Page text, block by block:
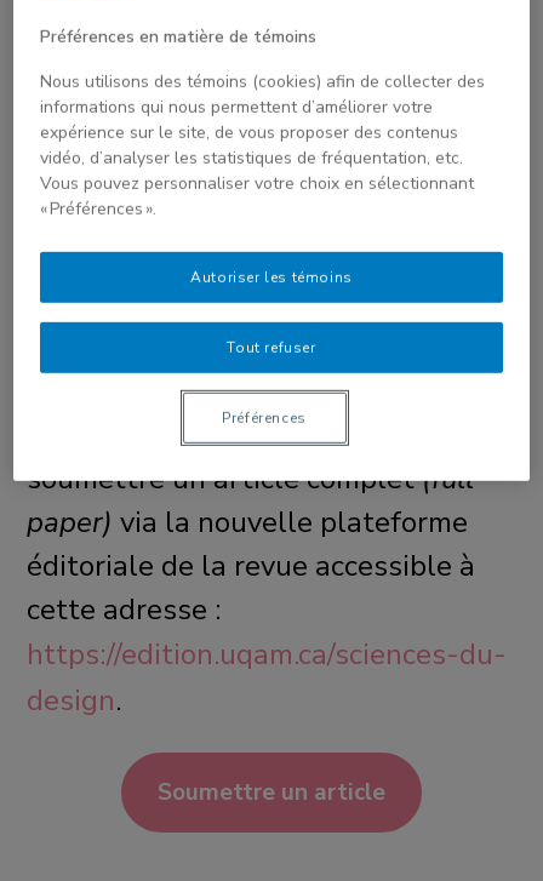
l’édition savante. Sciences du
Design
publie uniquement des
travaux de recherche soumis en
langue française, quelle que soit
l’aire géographique ou la langue
Modalités de soumission
Les auteurs et les autrices doivent
soumettre un article complet(full
paper)via la nouvelle plateforme
éditoriale de la revue accessible à
cette adresse :
https://edition.uqam.ca/sciences-du-
design.
Soumettre un article
Préférences en matière de témoins
Nous utilisons des témoins (cookies) afin de collecter des
informations qui nous permettent d’améliorer votre
expérience sur le site, de vous proposer des contenus
vidéo, d’analyser les statistiques de fréquentation, etc.
Vous pouvez personnaliser votre choix en sélectionnant
« Préférences ».
Tout refuser
Autoriser les témoins
Préférences